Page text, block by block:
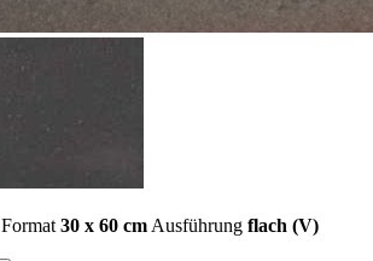
Format 30 x 60 cm Ausführung flach (V)